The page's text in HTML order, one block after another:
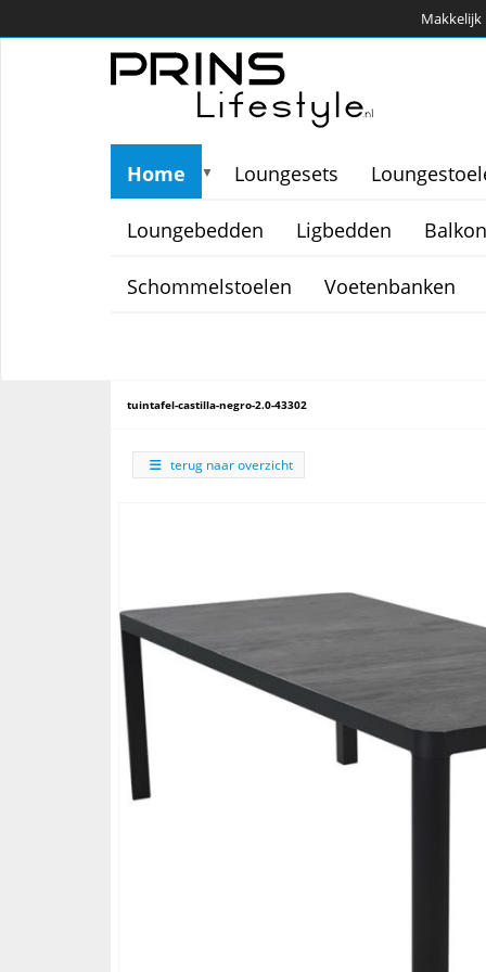
Makkelijk
Home ▼ Loungesets
Loungebedden Ligbedden
Schommelstoelen Voetenbanken
tuintafel-castilla-negro-2.0-43302
terug naar overzicht